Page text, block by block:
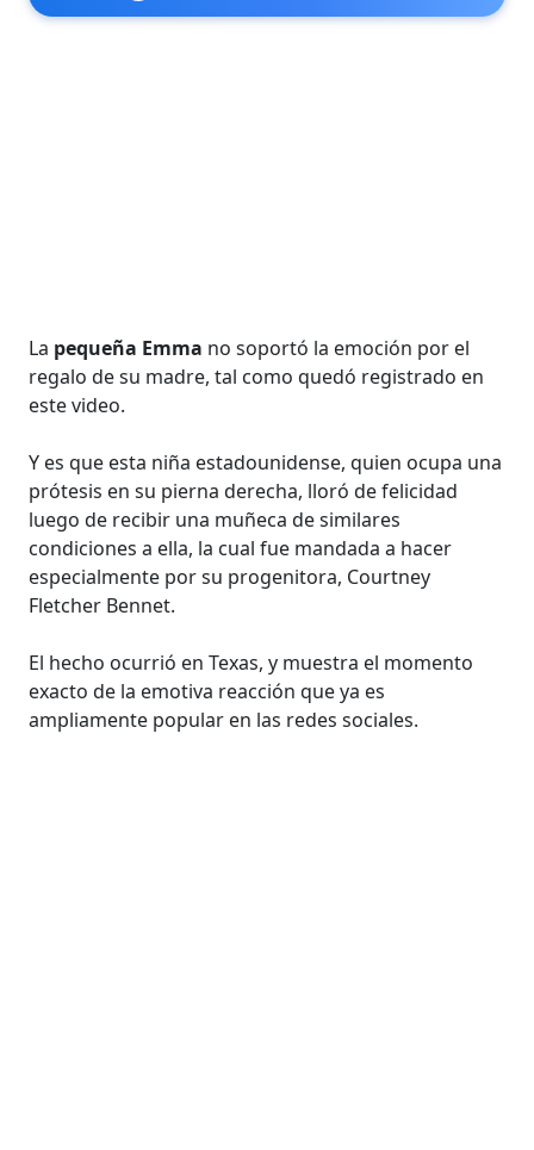
La pequeña Emma no soportó la emoción por el
regalo de su madre, tal como quedó registrado en
este video.
Y es que esta niña estadounidense, quien ocupa una
prótesis en su pierna derecha, lloró de felicidad
luego de recibir una muñeca de similares
condiciones a ella, la cual fue mandada a hacer
especialmente por su progenitora, Courtney
Fletcher Bennet.
El hecho ocurrió en Texas, y muestra el momento
exacto de la emotiva reacción que ya es
ampliamente popular en las redes sociales.